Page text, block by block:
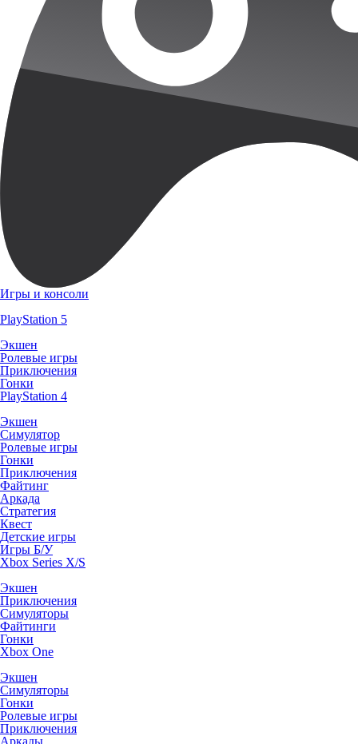
Игры и консоли
PlayStation 5
Экшен
Ролевые игры
Приключения
Гонки
PlayStation 4
Экшен
Симулятор
Ролевые игры
Гонки
Приключения
Файтинг
Аркада
Стратегия
Квест
Детские игры
Игры Б/У
Xbox Series X/S
Экшен
Приключения
Симуляторы
Файтинги
Гонки
Xbox One
Экшен
Симуляторы
Гонки
Ролевые игры
Приключения
Аркады